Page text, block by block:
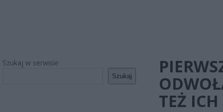
Szukaj w serwisie
Szukaj
TEŻ